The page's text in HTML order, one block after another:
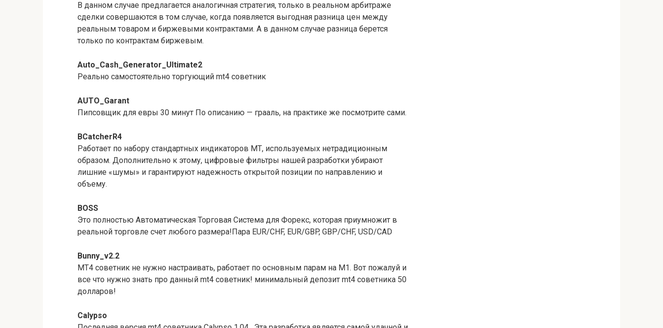
В данном случае предлагается аналогичная стратегия, только в реальном арбитраже
сделки совершаются в том случае, когда появляется выгодная разница цен между
реальным товаром и биржевыми контрактами. А в данном случае разница берется
только по контрактам биржевым.
Auto_Cash_Generator_Ultimate2
Реально самостоятельно торгующий mt4 советник
AUTO_Garant
Пипсовщик для евры 30 минут По описанию — грааль, на практике же посмотрите сами.
BCatcherR4
Работает по набору стандартных индикаторов МТ, используемых нетрадиционным
образом. Дополнительно к этому, цифровые фильтры нашей разработки убирают
лишние «шумы» и гарантируют надежность открытой позиции по направлению и
объему.
BOSS
Это полностью Автоматическая Торговая Система для Форекс, которая приумножит в
реальной торговле счет любого размера!Пара EUR/CHF, EUR/GBP, GBP/CHF, USD/CAD
Bunny_v2.2
MT4 советник не нужно настраивать, работает по основным парам на М1. Вот пожалуй и
все что нужно знать про данный mt4 советник! минимальный депозит mt4 советника 50
долларов!
Calypso